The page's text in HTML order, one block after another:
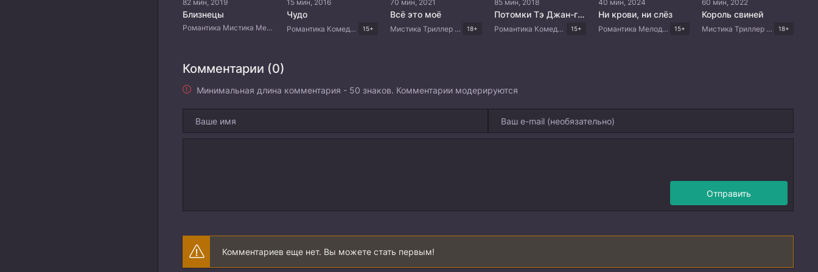
82 мин, 2019
Близнецы
Романтика Мистика Мелодрама Триллер Китайские дорамы
15 мин, 2016
Чудо
Романтика Комедия Драма Корейские дорамы 15+
70 мин, 2021
Всё это моё
Мистика Триллер Драма Корейские дорамы 18+
85 мин, 2018
Потомки Тэ Джан-гым
Романтика Комедия Корейские дорамы 15+
40 мин, 2024
Ни крови, ни слёз
Романтика Мелодрама Драма Корейские дорамы 15+
60 мин, 2022
Король свиней
Мистика Триллер Драма Корейские дорамы 18+
Комментарии (0)
Минимальная длина комментария - 50 знаков. Комментарии модерируются
Отправить
Комментариев еще нет. Вы можете стать первым!